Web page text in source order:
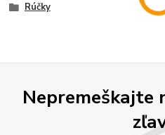
Rúčky
Nepremeškajte